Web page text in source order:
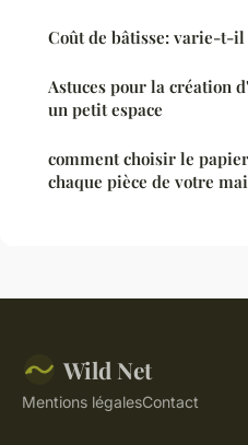
Coût de bâtisse: varie-t-
Astuces pour la création
un petit espace
comment choisir le
chaque pièce de votre
Wild Net
Mentions légalesContact